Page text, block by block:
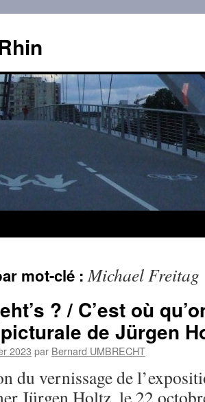
mot-clé :Michael Freitag
? / C’est où
de Jürgen
2023 par Bernard UMBRECHT
du vernissage de
Jürgen Holtz, le 22